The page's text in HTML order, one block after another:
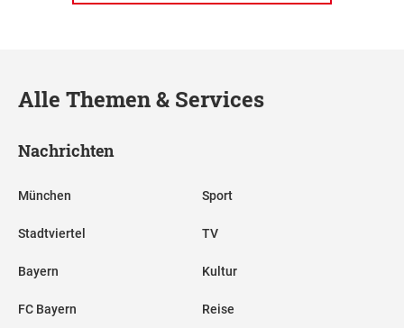
Alle Themen & Services
Nachrichten
München
Stadtviertel
Bayern
FC Bayern
Sport
TV
Kultur
Reise